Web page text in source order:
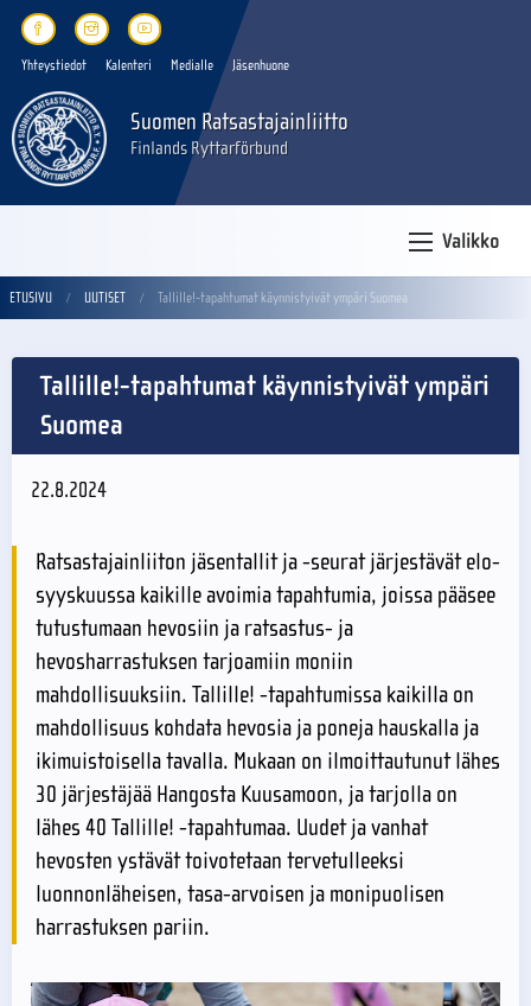
Yhteystiedot Kalenteri Medialle Jäsenhuone
Suomen Ratsastajainliitto
Finlands Ryttarförbund
Valikko
ETUSIVU UUTISET Tallille!-tapahtumat käynnistyivät ympäri Suomea
Tallille!-tapahtumat käynnistyivät ympäri
Suomea
22.8.2024
Ratsastajainliiton jäsentallit ja -seurat järjestävät elo-
syyskuussa kaikille avoimia tapahtumia, joissa pääsee
tutustumaan hevosiin ja ratsastus- ja
hevosharrastuksen tarjoamiin moniin
mahdollisuuksiin. Tallille! -tapahtumissa kaikilla on
mahdollisuus kohdata hevosia ja poneja hauskalla ja
ikimuistoisella tavalla. Mukaan on ilmoittautunut lähes
30 järjestäjää Hangosta Kuusamoon, ja tarjolla on
lähes 40 Tallille! -tapahtumaa. Uudet ja vanhat
hevosten ystävät toivotetaan tervetulleeksi
luonnonläheisen, tasa-arvoisen ja monipuolisen
harrastuksen pariin.